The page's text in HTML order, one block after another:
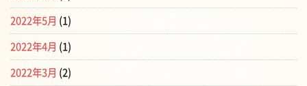
2022年5月 (1)
2022年4月 (1)
2022年3月 (2)